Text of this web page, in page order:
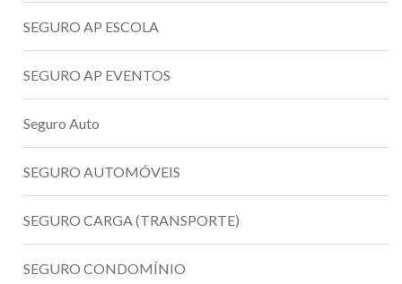
SEGURO AP ESCOLA
SEGURO AP EVENTOS
Seguro Auto
SEGURO AUTOMÓVEIS
SEGURO CARGA (TRANSPORTE)
SEGURO CONDOMÍNIO